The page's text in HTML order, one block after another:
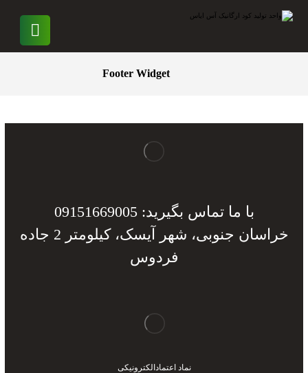
Footer Widget
با ما تماس بگیرید: 09151669005
خراسان جنوبی، شهر آیسک، کیلومتر 2 جاده
فردوس
نماد اعتمادالکترونیکی